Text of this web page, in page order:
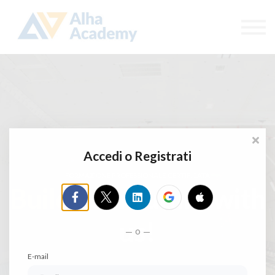
Catalogo corsi
Aree di formazione
Buildyour future with
us!
Accedi o Registrati
o
E-mail